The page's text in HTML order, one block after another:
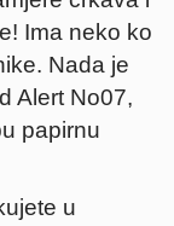
Ima neko ko
Nada je
Alert No07,
papirnu
u